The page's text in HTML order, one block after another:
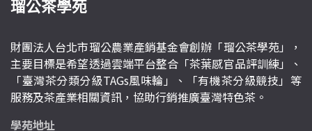
瑠公茶學苑
財團法人台北市瑠公農業產銷基金會創辦「瑠公茶學苑」，
主要目標是希望透過雲端平台整合「茶葉感官品評訓練」、
「臺灣茶分類分級TAGs風味輪」、「有機茶分級競技」等
服務及茶產業相關資訊，協助行銷推廣臺灣特色茶。
學苑地址